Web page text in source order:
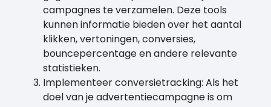
campagnes te verzamelen. Deze tools
kunnen informatie bieden over het aantal
klikken, vertoningen, conversies,
bouncepercentage en andere relevante
statistieken.
Implementeer conversietracking: Als het
doel van je advertentiecampagne is om